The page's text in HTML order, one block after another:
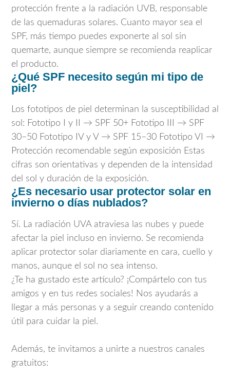
protección frente a la radiación UVB, responsable
de las quemaduras solares. Cuanto mayor sea el
SPF, más tiempo puedes exponerte al sol sin
quemarte, aunque siempre se recomienda reaplicar
el producto.
¿Qué SPF necesito según mi tipo de
piel?
Los fototipos de piel determinan la susceptibilidad al
sol: Fototipo I y II → SPF 50+ Fototipo III → SPF
30–50 Fototipo IV y V → SPF 15–30 Fototipo VI →
Protección recomendable según exposición Estas
cifras son orientativas y dependen de la intensidad
del sol y duración de la exposición.
¿Es necesario usar protector solar en
invierno o días nublados?
Sí. La radiación UVA atraviesa las nubes y puede
afectar la piel incluso en invierno. Se recomienda
aplicar protector solar diariamente en cara, cuello y
manos, aunque el sol no sea intenso.
¿Te ha gustado este artículo? ¡Compártelo con tus
amigos y en tus redes sociales! Nos ayudarás a
llegar a más personas y a seguir creando contenido
útil para cuidar la piel.
Además, te invitamos a unirte a nuestros canales
gratuitos: